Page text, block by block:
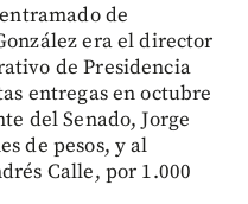
de
era el director
de Presidencia
entregas en octubre
del Senado, Jorge
de pesos, y al
Calle, por 1.000